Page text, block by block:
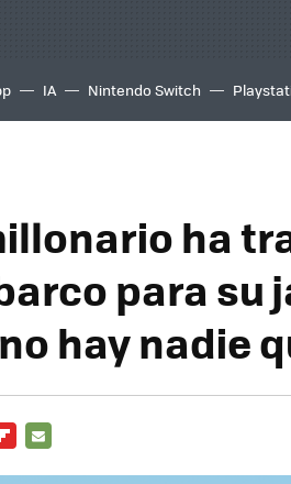
IA Nintendo Switch
ha
para su
hay nadie